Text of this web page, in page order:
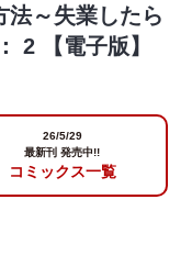
法～失業したら
2 【電子版】
26/5/29
最新刊 発売中!!
コミックス一覧